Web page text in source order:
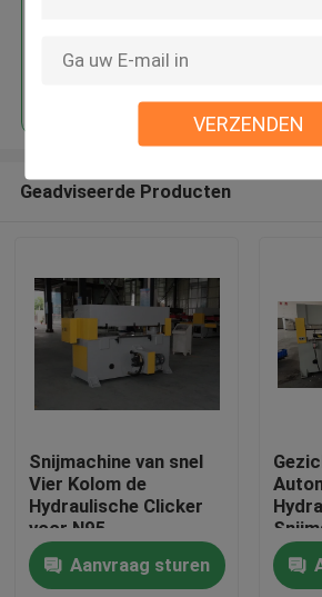
VERZENDEN
Huis
Geadviseerde Producten
Snijmachine van snel
Vier Kolom de
Hydraulische Clicker
voor N95-
Gezichtsmasker
Aanvraag sturen